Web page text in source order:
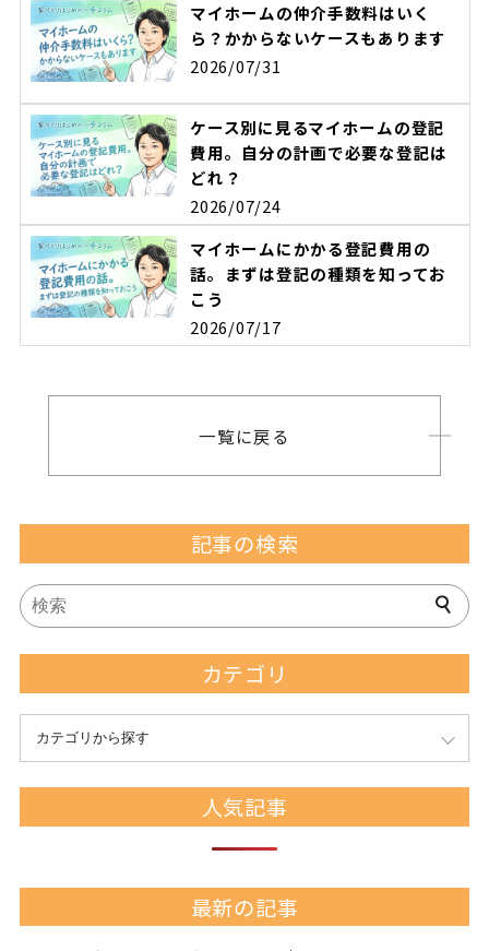
マイホームの仲介手数料はいく
ら？かからないケースもあります
2026/07/31
ケース別に見るマイホームの登記
費用。自分の計画で必要な登記は
どれ？
2026/07/24
マイホームにかかる登記費用の
話。まずは登記の種類を知ってお
こう
2026/07/17
一覧に戻る
記事の検索
カテゴリ
カテゴリから探す
人気記事
最新の記事